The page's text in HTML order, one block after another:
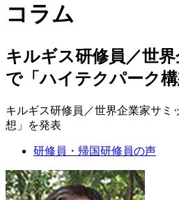
コラム
キルギス研修員／世
で「ハイテクパーク
キルギス研修員／世界企業家サミ
想」を発表
研修員・帰国研修員の声